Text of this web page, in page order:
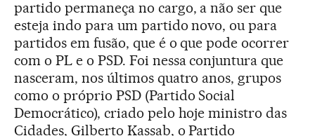
partido permaneça no cargo, a não ser que
esteja indo para um partido novo, ou para
partidos em fusão, que é o que pode ocorrer
com o PL e o PSD. Foi nessa conjuntura que
nasceram, nos últimos quatro anos, grupos
como o próprio PSD (Partido Social
Democrático), criado pelo hoje ministro das
Cidades, Gilberto Kassab, o Partido